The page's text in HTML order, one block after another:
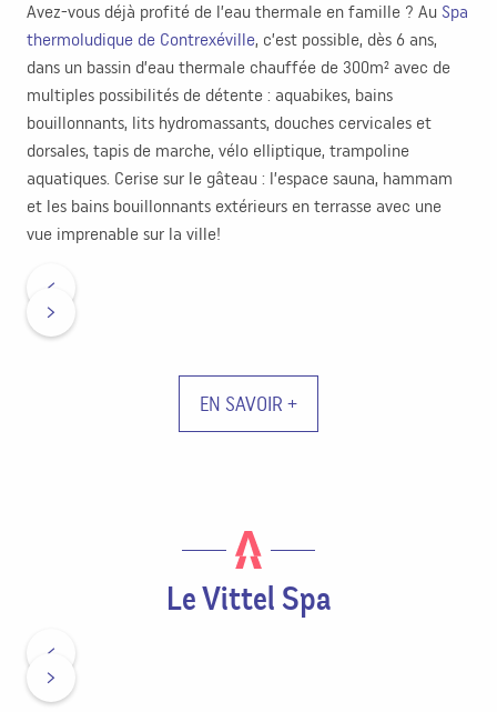
Avez-vous déjà profité de l’eau thermale en famille ? Au Spa
thermoludique de Contrexéville, c’est possible, dès 6 ans,
dans un bassin d’eau thermale chauffée de 300m² avec de
multiples possibilités de détente : aquabikes, bains
bouillonnants, lits hydromassants, douches cervicales et
dorsales, tapis de marche, vélo elliptique, trampoline
aquatiques. Cerise sur le gâteau : l’espace sauna, hammam
et les bains bouillonnants extérieurs en terrasse avec une
vue imprenable sur la ville!
EN SAVOIR +
Le Vittel Spa